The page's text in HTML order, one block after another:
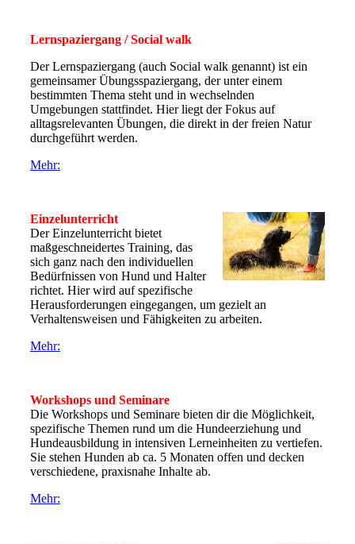
Lernspaziergang / Social walk
Der Lernspaziergang (auch Social walk genannt) ist ein
gemeinsamer Übungsspaziergang, der unter einem
bestimmten Thema steht und in wechselnden
Umgebungen stattfindet. Hier liegt der Fokus auf
alltagsrelevanten Übungen, die direkt in der freien Natur
durchgeführt werden.
Mehr:
Einzelunterricht
Der Einzelunterricht bietet
maßgeschneidertes Training, das
sich ganz nach den individuellen
Bedürfnissen von Hund und Halter
richtet. Hier wird auf spezifische
Herausforderungen eingegangen, um gezielt an
Verhaltensweisen und Fähigkeiten zu arbeiten.
Mehr:
Workshops und Seminare
Die Workshops und Seminare bieten dir die Möglichkeit,
spezifische Themen rund um die Hundeerziehung und
Hundeausbildung in intensiven Lerneinheiten zu vertiefen.
Sie stehen Hunden ab ca. 5 Monaten offen und decken
verschiedene, praxisnahe Inhalte ab.
Mehr: